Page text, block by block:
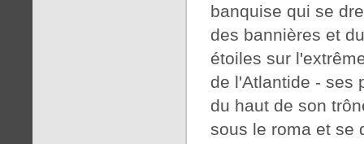
banquise qui se
des bannières et
étoiles sur
de l'Atlantide - ses
du haut de son
sous le roma et se